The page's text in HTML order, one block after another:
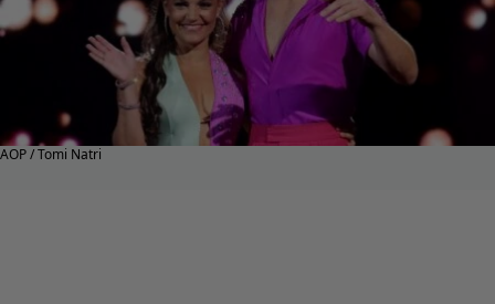
AOP / Tomi Natri